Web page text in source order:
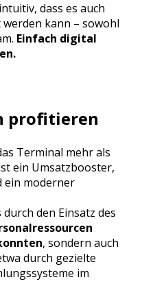
dass es auch
kann – sowohl
Einfach digital
profitieren
Terminal mehr als
ein Umsatzbooster,
ein moderner
den Einsatz des
, sondern auch
durch gezielte
im